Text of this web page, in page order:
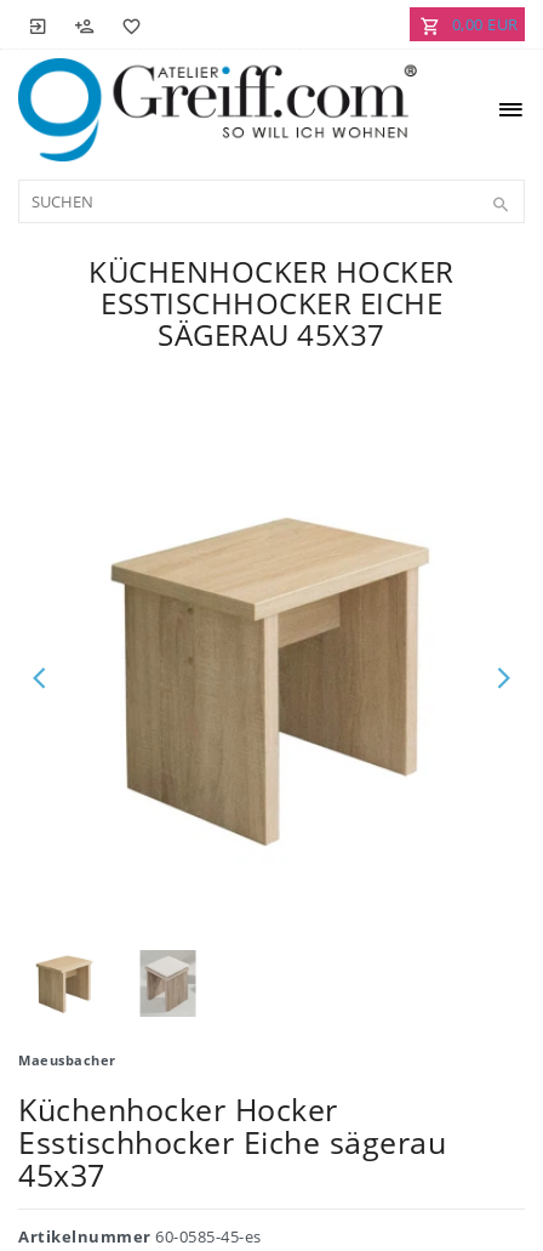
0,00 EUR
KÜCHENHOCKER HOCKER
ESSTISCHHOCKER EICHE
SÄGERAU 45X37
Maeusbacher
Küchenhocker Hocker
Esstischhocker Eiche sägerau
45x37
Artikelnummer 60-0585-45-es